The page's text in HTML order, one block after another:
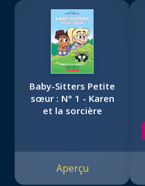
Baby-Sitters Petite
sœur : N° 1 - Karen
et la sorcière
Aperçu